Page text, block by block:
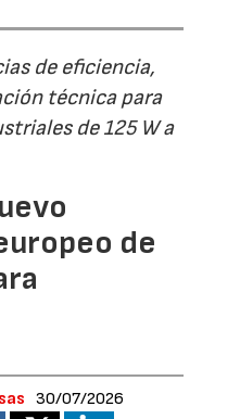
de eficiencia,
técnica para
de 125 W a
de
30/07/2026